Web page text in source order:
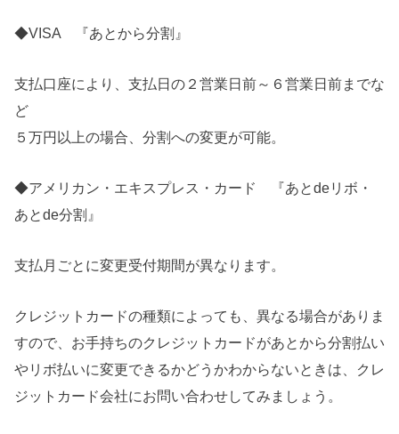
◆VISA 『あとから分割』
支払口座により、支払日の２営業日前～６営業日前までな
ど
５万円以上の場合、分割への変更が可能。
◆アメリカン・エキスプレス・カード 『あとdeリボ・
あとde分割』
支払月ごとに変更受付期間が異なります。
クレジットカードの種類によっても、異なる場合がありま
すので、お手持ちのクレジットカードがあとから分割払い
やリボ払いに変更できるかどうかわからないときは、クレ
ジットカード会社にお問い合わせしてみましょう。